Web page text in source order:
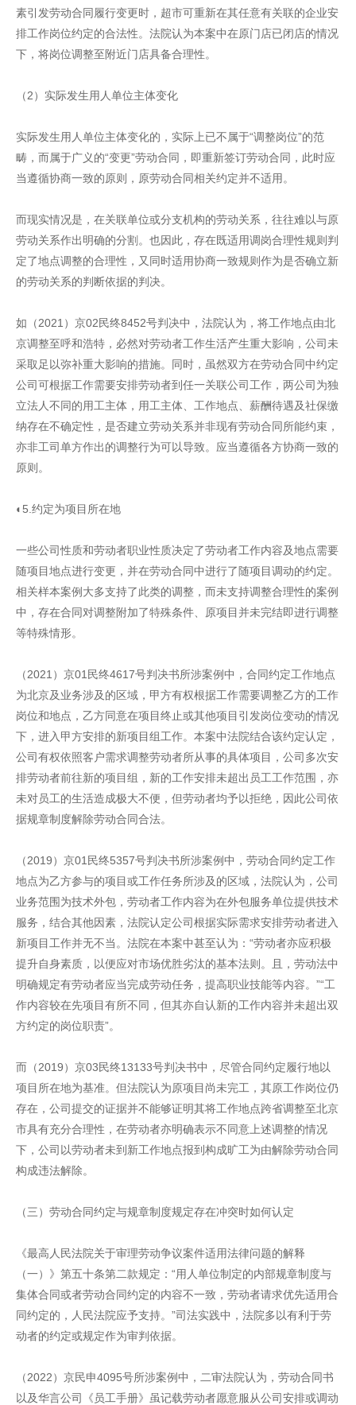
素引发劳动合同履行变更时，超市可重新在其任意有关联的企业安
排工作岗位约定的合法性。法院认为本案中在原门店已闭店的情况
下，将岗位调整至附近门店具备合理性。
（2）实际发生用人单位主体变化
实际发生用人单位主体变化的，实际上已不属于“调整岗位”的范
畴，而属于广义的“变更”劳动合同，即重新签订劳动合同，此时应
当遵循协商一致的原则，原劳动合同相关约定并不适用。
而现实情况是，在关联单位或分支机构的劳动关系，往往难以与原
劳动关系作出明确的分割。也因此，存在既适用调岗合理性规则判
定了地点调整的合理性，又同时适用协商一致规则作为是否确立新
的劳动关系的判断依据的判决。
如（2021）京02民终8452号判决中，法院认为，将工作地点由北
京调整至呼和浩特，必然对劳动者工作生活产生重大影响，公司未
采取足以弥补重大影响的措施。同时，虽然双方在劳动合同中约定
公司可根据工作需要安排劳动者到任一关联公司工作，两公司为独
立法人不同的用工主体，用工主体、工作地点、薪酬待遇及社保缴
纳存在不确定性，是否建立劳动关系并非现有劳动合同所能约束，
亦非工司单方作出的调整行为可以导致。应当遵循各方协商一致的
原则。
◐5.约定为项目所在地
一些公司性质和劳动者职业性质决定了劳动者工作内容及地点需要
随项目地点进行变更，并在劳动合同中进行了随项目调动的约定。
相关样本案例大多支持了此类的调整，而未支持调整合理性的案例
中，存在合同对调整附加了特殊条件、原项目并未完结即进行调整
等特殊情形。
（2021）京01民终4617号判决书所涉案例中，合同约定工作地点
为北京及业务涉及的区域，甲方有权根据工作需要调整乙方的工作
岗位和地点，乙方同意在项目终止或其他项目引发岗位变动的情况
下，进入甲方安排的新项目组工作。本案中法院结合该约定认定，
公司有权依照客户需求调整劳动者所从事的具体项目，公司多次安
排劳动者前往新的项目组，新的工作安排未超出员工工作范围，亦
未对员工的生活造成极大不便，但劳动者均予以拒绝，因此公司依
据规章制度解除劳动合同合法。
（2019）京01民终5357号判决书所涉案例中，劳动合同约定工作
地点为乙方参与的项目或工作任务所涉及的区域，法院认为，公司
业务范围为技术外包，劳动者工作内容为在外包服务单位提供技术
服务，结合其他因素，法院认定公司根据实际需求安排劳动者进入
新项目工作并无不当。法院在本案中甚至认为：“劳动者亦应积极
提升自身素质，以便应对市场优胜劣汰的基本法则。且，劳动法中
明确规定有劳动者应当完成劳动任务，提高职业技能等内容。”“工
作内容较在先项目有所不同，但其亦自认新的工作内容并未超出双
方约定的岗位职责”。
而（2019）京03民终13133号判决书中，尽管合同约定履行地以
项目所在地为基准。但法院认为原项目尚未完工，其原工作岗位仍
存在，公司提交的证据并不能够证明其将工作地点跨省调整至北京
市具有充分合理性，在劳动者亦明确表示不同意上述调整的情况
下，公司以劳动者未到新工作地点报到构成旷工为由解除劳动合同
构成违法解除。
（三）劳动合同约定与规章制度规定存在冲突时如何认定
《最高人民法院关于审理劳动争议案件适用法律问题的解释
（一）》第五十条第二款规定：“用人单位制定的内部规章制度与
集体合同或者劳动合同约定的内容不一致，劳动者请求优先适用合
同约定的，人民法院应予支持。”司法实践中，法院多以有利于劳
动者的约定或规定作为审判依据。
（2022）京民申4095号所涉案例中，二审法院认为，劳动合同书
以及华言公司《员工手册》虽记载劳动者愿意服从公司安排或调动